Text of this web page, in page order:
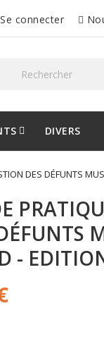
Se connecter
DIVERS
DES DÉFUNTS
-